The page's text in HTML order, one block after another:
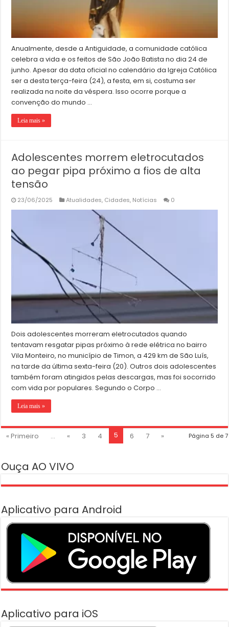
Anualmente, desde a Antiguidade, a comunidade católica
celebra a vida e os feitos de São João Batista no dia 24 de
junho. Apesar da data oficial no calendário da Igreja Católica
ser a desta terça-feira (24), a festa, em si, costuma ser
realizada na noite da véspera. Isso ocorre porque a
convenção do mundo …
Leia mais »
Adolescentes morrem eletrocutados
ao pegar pipa próximo a fios de alta
tensão
23/06/2025 Atualidades, Cidades, Notícias 0
Dois adolescentes morreram eletrocutados quando
tentavam resgatar pipas próximo à rede elétrica no bairro
Vila Monteiro, no município de Timon, a 429 km de São Luís,
na tarde da última sexta-feira (20). Outros dois adolescentes
também foram atingidos pelas descargas, mas foi socorrido
com vida por populares. Segundo o Corpo …
Leia mais »
Página 5 de 7
« Primeiro ... « 3 4 5 6 7 »
Ouça AO VIVO
Aplicativo para Android
Aplicativo para iOS